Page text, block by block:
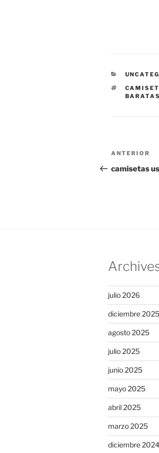
de
Entrada
anterior:
ANTERIOR
camisetas
julio 2026
diciembre 2025
agosto 2025
julio 2025
junio 2025
mayo 2025
abril 2025
marzo 2025
diciembre 2024